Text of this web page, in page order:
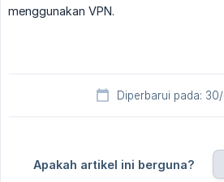
menggunakan VPN.
Diperbarui pada:
Apakah artikel ini berguna?